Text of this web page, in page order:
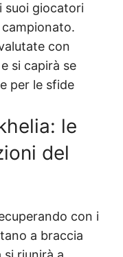
suoi giocatori
con
si capirà se
per le sfide
le
del
con i
a braccia